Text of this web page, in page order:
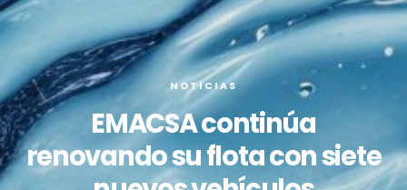
NOTICIAS
EMACSA continúa
renovando su flota con siete